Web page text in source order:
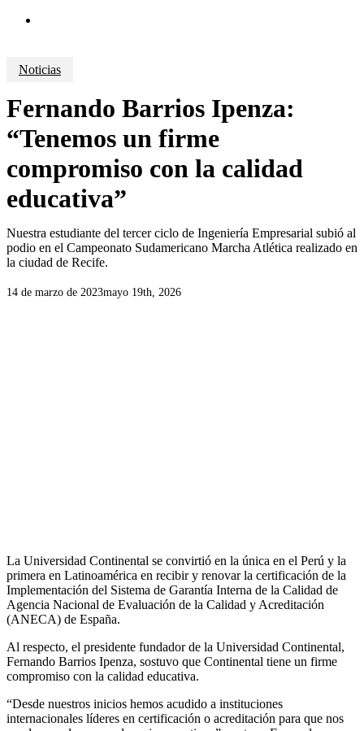
Noticias
Fernando Barrios Ipenza:
“Tenemos un firme
compromiso con la calidad
educativa”
Nuestra estudiante del tercer ciclo de Ingeniería Empresarial subió al
podio en el Campeonato Sudamericano Marcha Atlética realizado en
la ciudad de Recife.
14 de marzo de 2023mayo 19th, 2026
La Universidad Continental se convirtió en la única en el Perú y la
primera en Latinoamérica en recibir y renovar la certificación de la
Implementación del Sistema de Garantía Interna de la Calidad de
Agencia Nacional de Evaluación de la Calidad y Acreditación
(ANECA) de España.
Al respecto, el presidente fundador de la Universidad Continental,
Fernando Barrios Ipenza, sostuvo que Continental tiene un firme
compromiso con la calidad educativa.
“Desde nuestros inicios hemos acudido a instituciones
internacionales líderes en certificación o acreditación para que nos